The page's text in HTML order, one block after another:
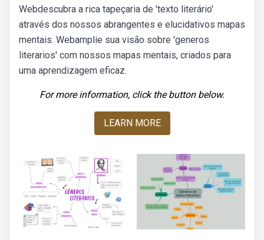
Webdescubra a rica tapeçaria de 'texto literário'
através dos nossos abrangentes e elucidativos mapas
mentais. Webamplie sua visão sobre 'generos
literarios' com nossos mapas mentais, criados para
uma aprendizagem eficaz.
For more information, click the button below.
LEARN MORE